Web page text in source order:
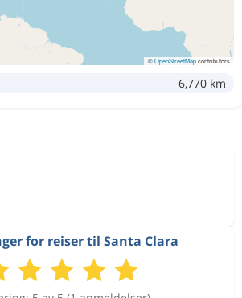
©OpenStreetMapcontributors
6,770 km
for reiser til Santa Clara